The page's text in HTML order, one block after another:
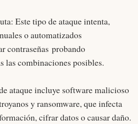
Este tipo de ataque intenta,
o automatizados
contraseñas probando
las combinaciones posibles.
ataque incluye software malicioso
y ransomware, que infecta
cifrar datos o causar daño.